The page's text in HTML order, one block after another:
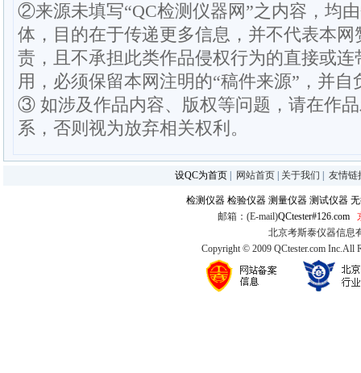
②来源未填写“QC检测仪器网”之内容，均
体，目的在于传递更多信息，并不代表本
责，且不承担此类作品侵权行为的直接或
用，必须保留本网注明的“稿件来源”，并
③ 如涉及作品内容、版权等问题，请在作
系，否则视为放弃相关权利。
设QC为首页 网站首页 关于我们 友情链
检测仪器 检验仪器 测量仪器 测试仪器
邮箱：(E-mail)QCtester#126.com
北京考斯泰仪器信息
Copyright © 2009 QCtester.com Inc.All